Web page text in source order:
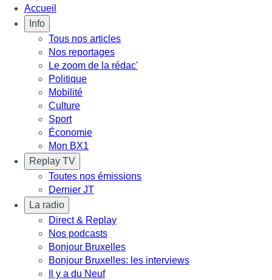
Accueil
Info
Tous nos articles
Nos reportages
Le zoom de la rédac'
Politique
Mobilité
Culture
Sport
Économie
Mon BX1
Replay TV
Toutes nos émissions
Dernier JT
La radio
Direct & Replay
Nos podcasts
Bonjour Bruxelles
Bonjour Bruxelles: les interviews
Il y a du Neuf